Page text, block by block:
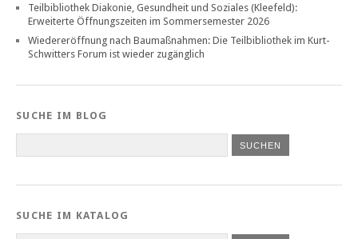
Teilbibliothek Diakonie, Gesundheit und Soziales (Kleefeld):
Erweiterte Öffnungszeiten im Sommersemester 2026
Wiedereröffnung nach Baumaßnahmen: Die Teilbibliothek im Kurt-
Schwitters Forum ist wieder zugänglich
SUCHE IM BLOG
SUCHE IM KATALOG